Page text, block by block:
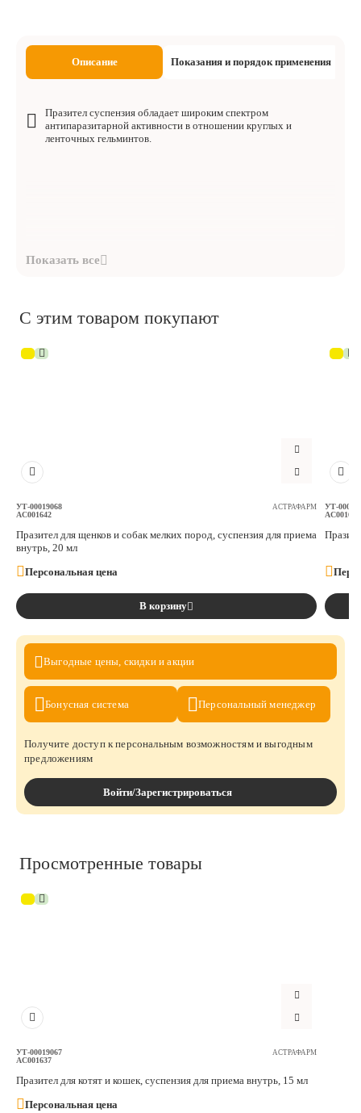
Описание Показания и порядок применения
Празител суспензия обладает широким спектром
антипаразитарной активности в отношении круглых и
ленточных гельминтов.
С этим товаром покупают
УТ-00019068
АС001642
АСТРАФАРМ
Празител для щенков и собак мелких пород, суспензия для приема
внутрь, 20 мл
Персональная цена
В корзину
УТ-
АС001646
Выгодные цены, скидки и акции
Бонусная система Персональныйменеджер
Получите доступ к персональным возможностям и выгодным
предложениям
Войти/Зарегистрироваться
Просмотренные товары
УТ-00019067
АС001637
АСТРАФАРМ
Празител для котят и кошек, суспензия для приема внутрь, 15 мл
Персональная цена